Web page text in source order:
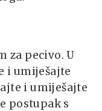
za pecivo. U
i umiješajte
i umiješajte
postupak s